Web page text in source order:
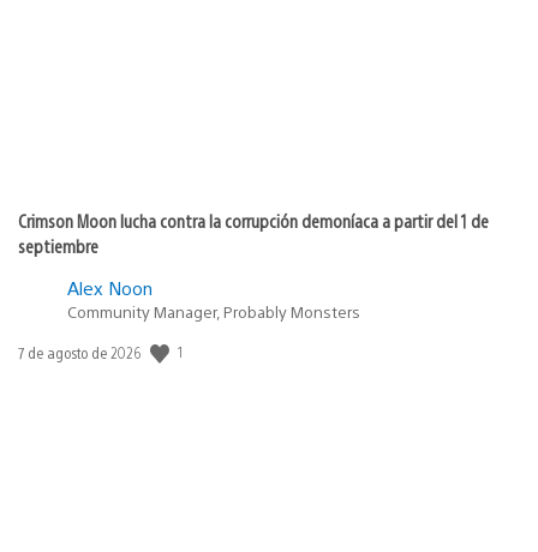
Crimson Moon lucha contra la corrupción demoníaca a partir del 1 de
septiembre
Alex Noon
Community Manager, Probably Monsters
Fecha
7 de agosto de 2026 1